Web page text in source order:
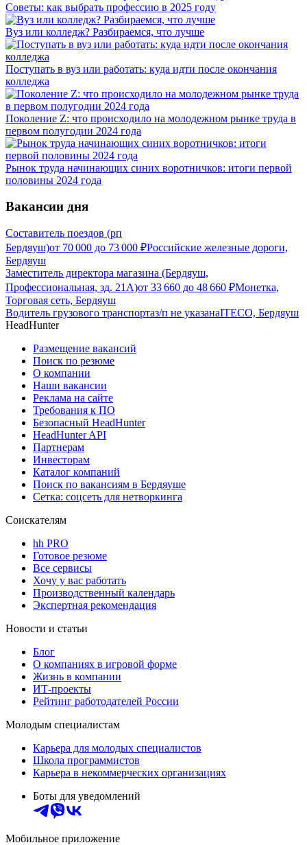
Советы: как выбрать профессию в 2025 году
Вуз или колледж? Разбираемся, что лучше
Поступать в вуз или работать: куда идти после окончания
колледжа
Поколение Z: что происходило на молодежном рынке труда в
первом полугодии 2024 года
Рынок труда начинающих синих воротничков: итоги первой
половины 2024 года
Вакансии дня
Составитель поездов (рп
Бердяуш)от 70 000 до 73 000 ₽Российские железные дороги,
Бердяуш
Заместитель директора магазина (Бердяуш,
Профессиональная, зд. 21А)от 33 660 до 48 660 ₽Монетка,
Торговая сеть, Бердяуш
Водитель грузового транспортаз/п не указанаITECO, Бердяуш
HeadHunter
Размещение вакансий
Поиск по резюме
О компании
Наши вакансии
Реклама на сайте
Требования к ПО
Безопасный HeadHunter
HeadHunter API
Партнерам
Инвесторам
Каталог компаний
Поиск по вакансиям в Бердяуше
Сетка: соцсеть для нетворкинга
Соискателям
hh PRO
Готовое резюме
Все сервисы
Хочу у вас работать
Производственный календарь
Экспертная рекомендация
Новости и статьи
Блог
О компаниях в игровой форме
Жизнь в компании
ИТ-проекты
Рейтинг работодателей России
Молодым специалистам
Карьера для молодых специалистов
Школа программистов
Карьера в некоммерческих организациях
Боты для уведомлений
Мобильное приложение